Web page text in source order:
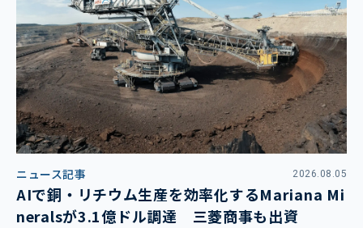
ニュース記事 2026.08.05
AIで銅・リチウム生産を効率化するMariana Mi
neralsが3.1億ドル調達 三菱商事も出資